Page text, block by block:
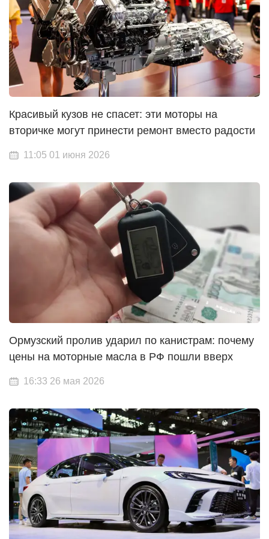
Красивый кузов не спасет: эти моторы на
вторичке могут принести ремонт вместо радости
11:05 01 июня 2026
Ормузский пролив ударил по канистрам: почему
цены на моторные масла в РФ пошли вверх
16:33 26 мая 2026